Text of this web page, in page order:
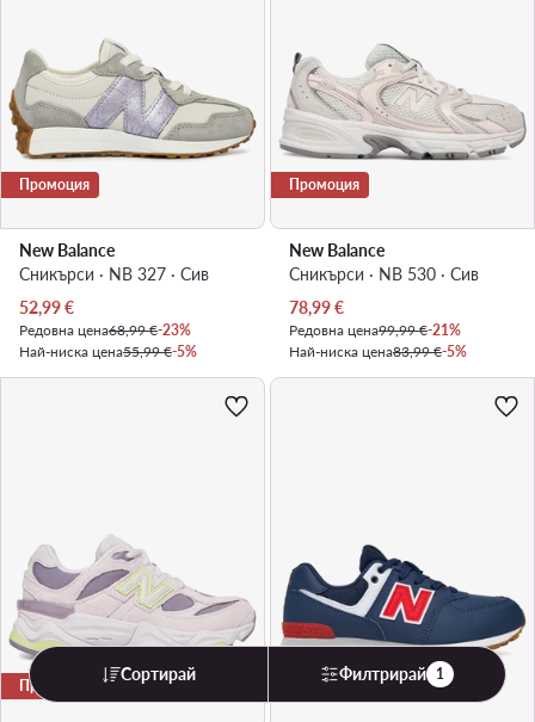
Промоция
New Balance
Сникърси · NB 327 · Сив
Актуална цена
52,99€
Редовна цена68,99 €-23%
Най-ниска цена55,99 €-5%
Промоция
New Balance
Сникърси · NB 530 · Сив
Актуална цена
78,99€
Редовна цена99,99 €-21%
Най-ниска цена83,99 €-5%
Промоция -21%
Сортирай Филтрирай 1